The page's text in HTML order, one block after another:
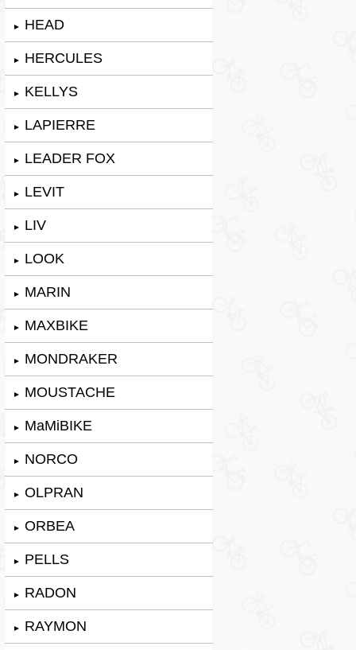
► HEAD
► HERCULES
► KELLYS
► LAPIERRE
► LEADER FOX
► LEVIT
► LIV
► LOOK
► MARIN
► MAXBIKE
► MONDRAKER
► MOUSTACHE
► MaMiBIKE
► NORCO
► OLPRAN
► ORBEA
► PELLS
► RADON
► RAYMON